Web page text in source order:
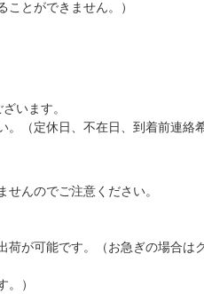
とができません。）
います。
（定休日、不在日、到着前連絡希
んのでご注意ください。
が可能です。（お急ぎの場合は
）